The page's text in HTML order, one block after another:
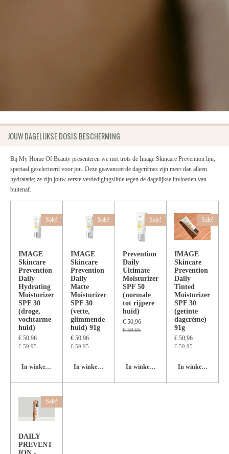
JOUW DAGELIJKSE DOSIS BESCHERMING
Bij My Home Of Beauty presenteren we met trots de Image Skincare Prevention lijn,
speciaal geselecteerd voor jou. Deze geavanceerde dagcrèmes zijn meer dan alleen
hydratatie; ze zijn jouw eerste verdedigingslinie tegen de dagelijkse invloeden van
buitenaf.
Sale!
IMAGE
Skincare
Prevention
Daily
Hydrating
Moisturizer
SPF 30
(droge,
vochtarme
huid)
€ 50,96
€ 59,95
In winkelwagen
Sale!
IMAGE
Skincare
Prevention
Daily
Matte
Moisturizer
SPF 30
(vette,
glimmende
huid) 91g
€ 50,96
€ 59,95
In winkelwagen
Sale!
Prevention
Daily
Ultimate
Moisturizer
SPF 50
(normale
tot rijpere
huid)
€ 50,96
€ 59,95
In winkelwagen
Sale!
IMAGE
Skincare
Prevention
Daily
Tinted
Moisturizer
SPF 30
(getinte
dagcrème)
91g
€ 50,96
€ 59,95
In winkelwagen
Sale!
DAILY
PREVENT
ION -